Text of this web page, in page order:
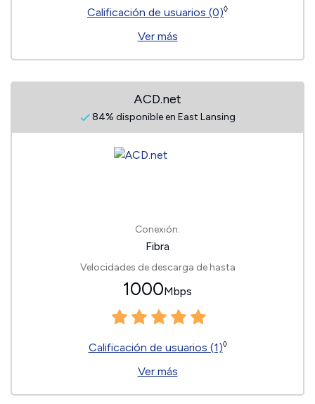
Calificación de usuarios (0)◊
Ver más
ACD.net
84% disponible en East Lansing
Conexión:
Fibra
Velocidades de descarga de hasta
1000Mbps
Calificación de usuarios (1)◊
Ver más